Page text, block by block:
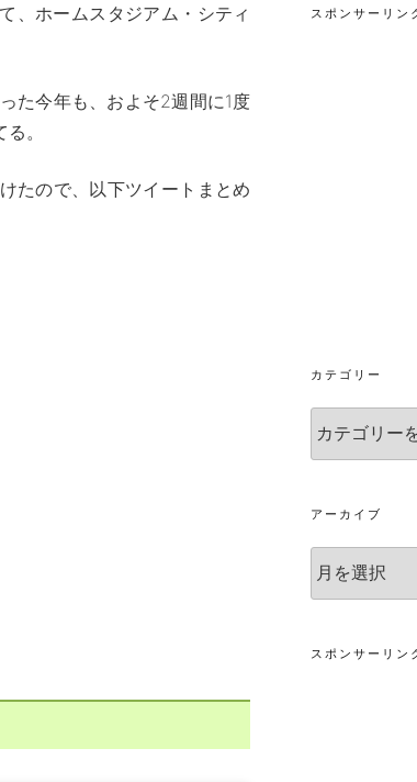
、ホームスタジアム・シティ
た今年も、およそ2週間に1度
。
たので、以下ツイートまとめ
スポンサーリン
カテゴリー
テ
ゴ
ー
アーカイブ
ー
カ
ブ
スポンサーリン